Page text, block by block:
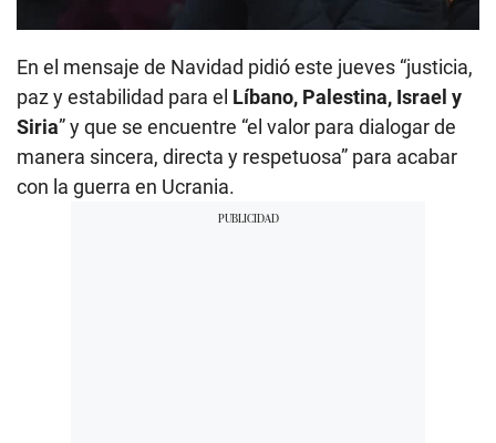
En el mensaje de Navidad pidió este jueves “justicia,
paz y estabilidad para el Líbano, Palestina, Israel y
Siria” y que se encuentre “el valor para dialogar de
manera sincera, directa y respetuosa” para acabar
con la guerra en Ucrania.